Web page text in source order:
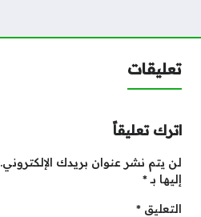
تعليقات
اترك تعليقاً
لن يتم نشر عنوان بريدك الإلكتروني.
إليها بـ*
التعليق *